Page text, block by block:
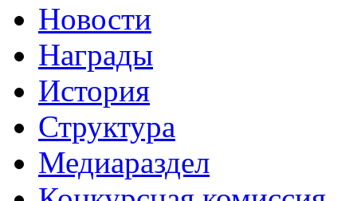
Новости
Награды
История
Структура
Медиараздел